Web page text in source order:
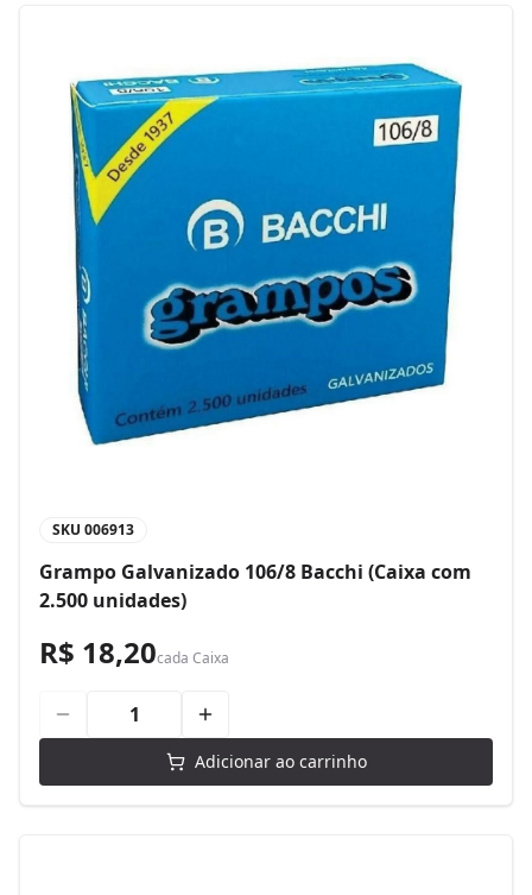
SKU 006913
Grampo Galvanizado 106/8 Bacchi (Caixa com
2.500 unidades)
R$ 18,20cada Caixa
Adicionar ao carrinho